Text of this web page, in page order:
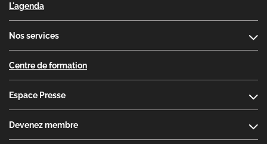
L'agenda
Nos services
Centre de formation
Espace Presse
Devenez membre